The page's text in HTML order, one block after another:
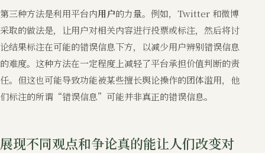
第三种方法是利用平台内用户的力量。例如，Twitter 和微博
采取的做法是，让用户对相关内容进行投票或标注，然后将讨
论结果标注在可能的错误信息下方，以减少用户辨别错误信息
的难度。这种方法在一定程度上减轻了平台承担价值判断的责
任。但这也可能导致功能被某些擅长舆论操作的团体滥用，他
们标注的所谓“错误信息”可能并非真正的错误信息。
展现不同观点和争论真的能让人们改变对